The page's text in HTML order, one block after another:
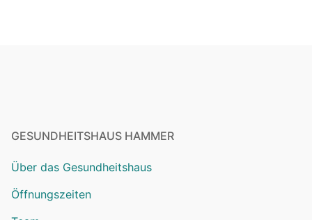
GESUNDHEITSHAUS HAMMER
Über das Gesundheitshaus
Öffnungszeiten